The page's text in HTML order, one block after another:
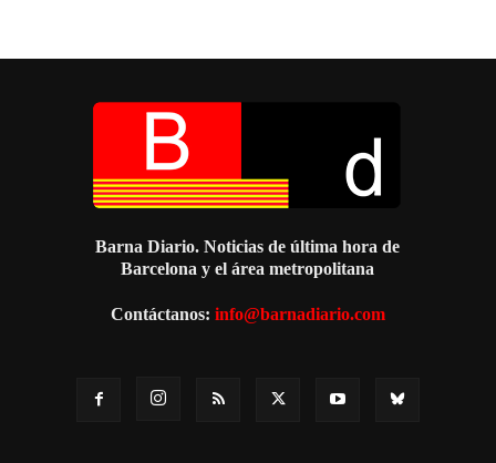
Barna Diario. Noticias de última hora de
Barcelona y el área metropolitana
Contáctanos: info@barnadiario.com